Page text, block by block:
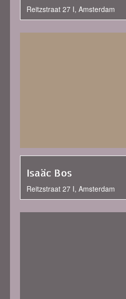
Reitzstraat 27 I, Amsterdam
Isaäc Bos
Reitzstraat 27 I, Amsterdam